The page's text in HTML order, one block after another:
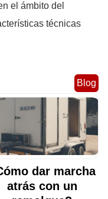
el ámbito del
técnicas
Blog
dar marcha
atrás con un